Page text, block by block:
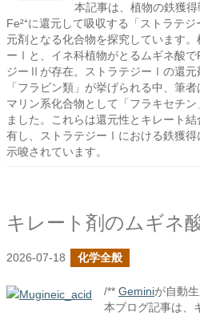
本記事は、植物の鉄獲
Fe²⁺に還元して吸収する「ストラテ
元剤となる化合物を探究しています
ーⅠと、イネ科植物がとるムギネ酸で
ジーⅡが存在。ストラテジーⅠの還元
「フラビン類」が挙げられる中、筆
マリン系化合物として「フラキセチ
ました。これらは還元性とキレート
有し、ストラテジーⅠにおける鉄獲
示唆されています。
キレート剤のムギネ
2026-07-18 化学全般
/** Geminiが自動
本ブログ記事は、